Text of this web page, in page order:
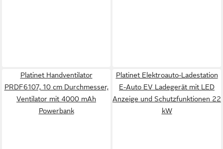
Platinet Handventilator
PRDF6107, 10 cm Durchmesser,
Ventilator mit 4000 mAh
Powerbank
Platinet Elektroauto-Ladestation
E-Auto EV Ladegerät mit LED
Anzeige und Schutzfunktionen 22
kW